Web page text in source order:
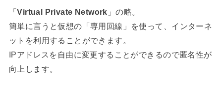
「Virtual Private Network 」の略。
簡単に言うと仮想の「専用回線」を使って、インターネ
ットを利用することができます。
IPアドレスを自由に変更することができるので匿名性が
向上します。